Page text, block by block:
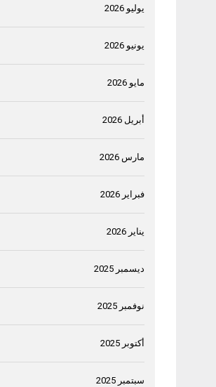
يوليو 2026
يونيو 2026
مايو 2026
أبريل 2026
مارس 2026
فبراير 2026
يناير 2026
ديسمبر 2025
نوفمبر 2025
أكتوبر 2025
سبتمبر 2025